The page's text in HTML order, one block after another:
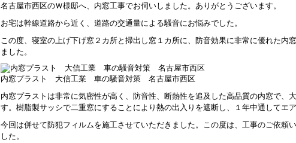
名古屋市西区のＷ様邸へ、内窓工事でお伺いしました。ありがとうございます。
お宅は幹線道路から近く、道路の交通量による騒音にお悩みでした。
この度、寝室の上げ下げ窓２カ所と掃出し窓１カ所に、防音効果に非常に優れた内
ました。
内窓プラスト 大信工業 車の騒音対策 名古屋市西区
内窓プラストは非常に気密性が高く、防音性、断熱性を追及した高品質の内窓で、
す。樹脂製サッシで二重窓にすることにより熱の出入りを遮断し、１年中通してエ
今回は併せて防犯フィルムを施工させていただきました。この度は、工事のご依頼
した。